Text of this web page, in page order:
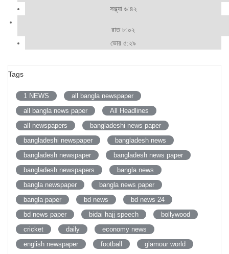
সন্ধ্যা ৬:৪২
রাত ৮:০২
ভোর ৫:২৯
Tags
1 NEWS
all bangla newspaper
all bangla news paper
All Headlines
all newspapers
bangladeshi news paper
bangladeshi newspaper
bangladesh news
bangladesh newspaper
bangladesh news paper
bangladesh newspapers
bangla news
bangla newspaper
bangla news paper
bangla paper
bd news
bd news 24
bd news paper
bidai hajj speech
bollywood
cricket
daily
economy news
english newspaper
football
glamour world